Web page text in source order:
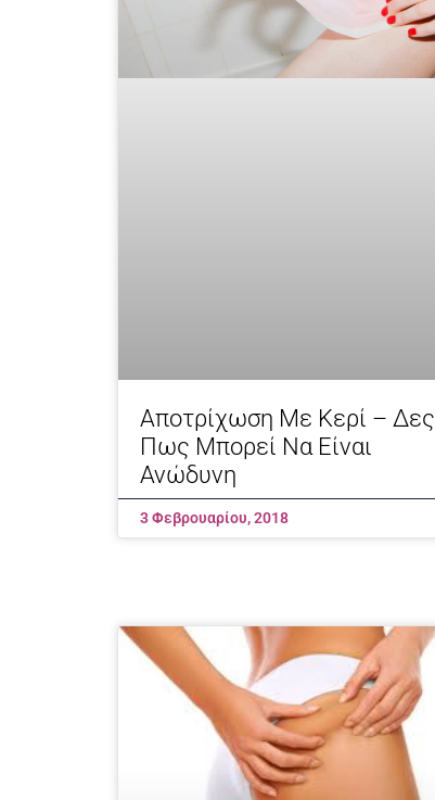
Αποτρίχωση Με Κερί – Δες
Πως Μπορεί Να Είναι
Ανώδυνη
3 Φεβρουαρίου, 2018